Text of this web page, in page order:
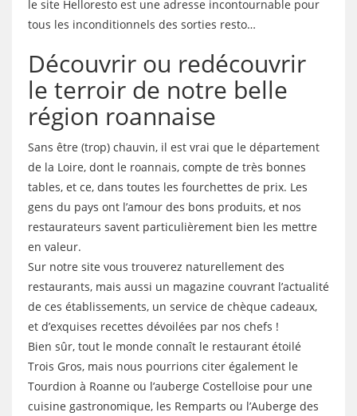
le site Helloresto est une adresse incontournable pour
tous les inconditionnels des sorties resto…
Découvrir ou redécouvrir
le terroir de notre belle
région roannaise
Sans être (trop) chauvin, il est vrai que le département
de la Loire, dont le roannais, compte de très bonnes
tables, et ce, dans toutes les fourchettes de prix. Les
gens du pays ont l’amour des bons produits, et nos
restaurateurs savent particulièrement bien les mettre
en valeur.
Sur notre site vous trouverez naturellement des
restaurants, mais aussi un magazine couvrant l’actualité
de ces établissements, un service de chèque cadeaux,
et d’exquises recettes dévoilées par nos chefs !
Bien sûr, tout le monde connaît le restaurant étoilé
Trois Gros, mais nous pourrions citer également le
Tourdion à Roanne ou l’auberge Costelloise pour une
cuisine gastronomique, les Remparts ou l’Auberge des